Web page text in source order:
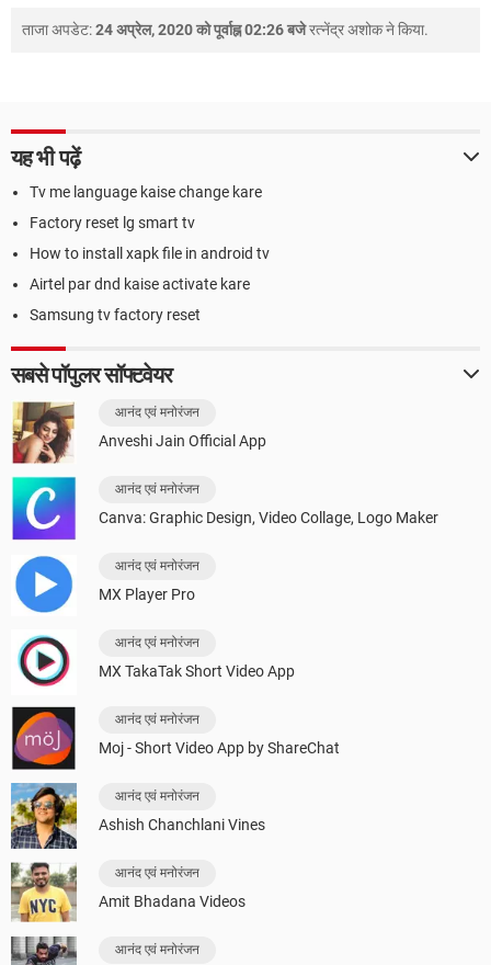
ताजा अपडेट:24 अप्रेल, 2020 को पूर्वाह्न 02:26 बजेरत्नेंद्र अशोकने किया.
यह भी पढ़ें
Tv me language kaise change kare
Factory reset lg smart tv
How to install xapk file in android tv
Airtel par dnd kaise activate kare
Samsung tv factory reset
सबसे पॉपुलर सॉफ्टवेयर
आनंद एवं मनोरंजन
Anveshi Jain Official App
आनंद एवं मनोरंजन
Canva: Graphic Design, Video Collage, Logo Maker
आनंद एवं मनोरंजन
MX Player Pro
आनंद एवं मनोरंजन
MX TakaTak Short Video App
आनंद एवं मनोरंजन
Moj - Short Video App by ShareChat
आनंद एवं मनोरंजन
Ashish Chanchlani Vines
आनंद एवं मनोरंजन
Amit Bhadana Videos
आनंद एवं मनोरंजन